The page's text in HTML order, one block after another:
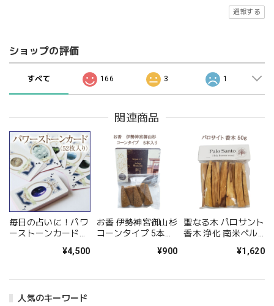
人気のキーワード
通報する
ショップの評価
すべて 166 3 1
関連商品
毎日の占いに！パワ
ーストーンカード
ード パワーストーン
リジナル
¥4,500
お香 伊勢神宮御山杉
コーンタイプ 5本入
り
¥900
聖なる木 パロサント
香木 浄化 南米ペル
リチュアル浄化 浄化
ック 瞑想 ヨガ マイ
¥1,620